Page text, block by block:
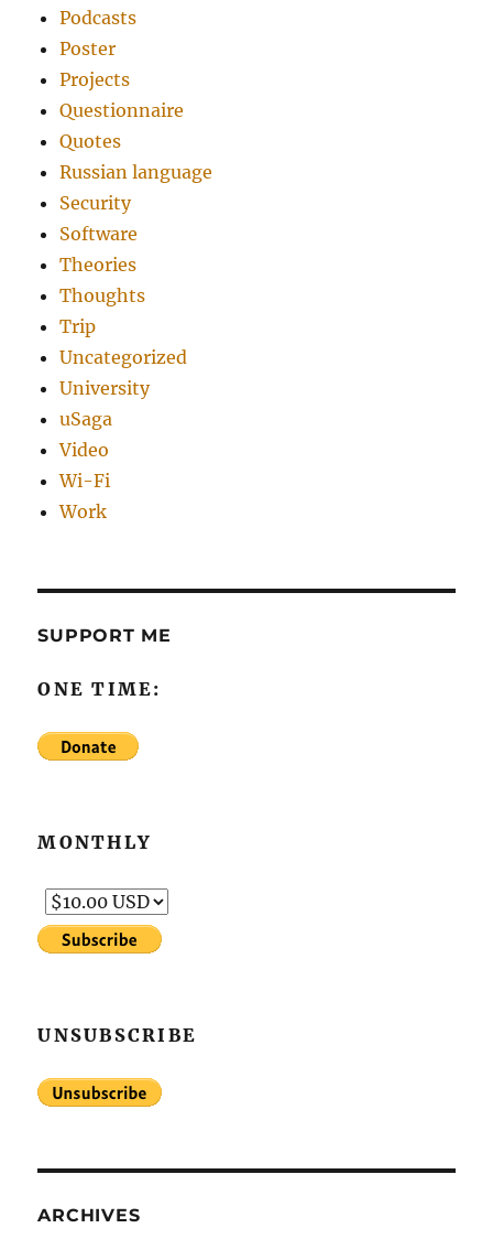
Podcasts
Poster
Projects
Questionnaire
Quotes
Russian language
Security
Software
Theories
Thoughts
Trip
Uncategorized
University
uSaga
Video
Wi-Fi
Work
SUPPORT ME
ONE TIME:
MONTHLY
UNSUBSCRIBE
ARCHIVES